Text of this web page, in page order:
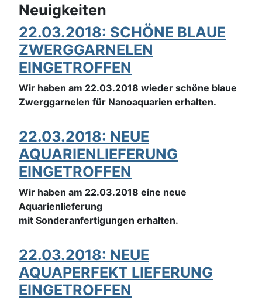
Neuigkeiten
22.03.2018: SCHÖNE BLAUE
ZWERGGARNELEN
EINGETROFFEN
Wir haben am 22.03.2018 wieder schöne blaue
Zwerggarnelen für Nanoaquarien erhalten.
22.03.2018: NEUE
AQUARIENLIEFERUNG
EINGETROFFEN
Wir haben am 22.03.2018 eine neue
Aquarienlieferung
mit Sonderanfertigungen erhalten.
22.03.2018: NEUE
AQUAPERFEKT LIEFERUNG
EINGETROFFEN